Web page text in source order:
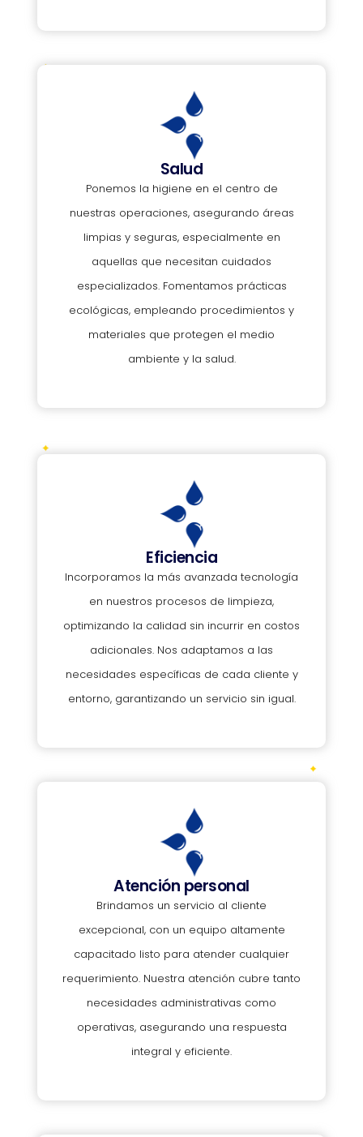
Salud
Ponemos la higiene en el centro de
nuestras operaciones, asegurando áreas
limpias y seguras, especialmente en
aquellas que necesitan cuidados
especializados. Fomentamos prácticas
ecológicas, empleando procedimientos y
materiales que protegen el medio
ambiente y la salud.
Eficiencia
Incorporamos la más avanzada tecnología
en nuestros procesos de limpieza,
optimizando la calidad sin incurrir en costos
adicionales. Nos adaptamos a las
necesidades específicas de cada cliente y
entorno, garantizando un servicio sin igual.
Atención personal
Brindamos un servicio al cliente
excepcional, con un equipo altamente
capacitado listo para atender cualquier
requerimiento. Nuestra atención cubre tanto
necesidades administrativas como
operativas, asegurando una respuesta
integral y eficiente.